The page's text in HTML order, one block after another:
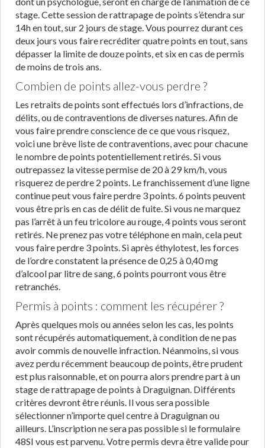
stage. Cette session de rattrapage de points s’étendra sur
14h en tout, sur 2 jours de stage. Vous pourrez durant ces
deux jours vous faire recréditer quatre points en tout, sans
dépasser la limite de douze points, et six en cas de permis
de moins de trois ans.
Combien de points allez-vous perdre ?
Les retraits de points sont effectués lors d’infractions, de
délits, ou de contraventions de diverses natures. Afin de
vous faire prendre conscience de ce que vous risquez,
voici une brève liste de contraventions, avec pour chacune
le nombre de points potentiellement retirés. Si vous
outrepassez la vitesse permise de 20 à 29 km/h, vous
risquerez de perdre 2 points. Le franchissement d’une ligne
continue peut vous faire perdre 3 points. 6 points peuvent
vous être pris en cas de délit de fuite. Si vous ne marquez
pas l’arrêt à un feu tricolore au rouge, 4 points vous seront
retirés. Ne prenez pas votre téléphone en main, cela peut
vous faire perdre 3 points. Si après éthylotest, les forces
de l’ordre constatent la présence de 0,25 à 0,40 mg
d’alcool par litre de sang, 6 points pourront vous être
retranchés.
Permis à points : comment les récupérer ?
Après quelques mois ou années selon les cas, les points
sont récupérés automatiquement, à condition de ne pas
avoir commis de nouvelle infraction. Néanmoins, si vous
avez perdu récemment beaucoup de points, être prudent
est plus raisonnable, et on pourra alors prendre part à un
stage de rattrapage de points à Draguignan. Différents
critères devront être réunis. Il vous sera possible
sélectionner n’importe quel centre à Draguignan ou
ailleurs. L’inscription ne sera pas possible si le formulaire
48SI vous est parvenu. Votre permis devra être valide pour